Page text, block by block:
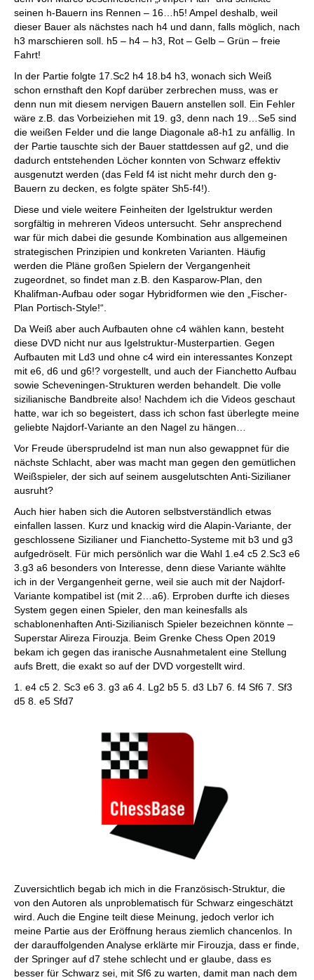
seinen h-Bauern ins Rennen – 16…h5! Ampel deshalb, weil
dieser Bauer als nächstes nach h4 und dann, falls möglich, nach
h3 marschieren soll. h5 – h4 – h3, Rot – Gelb – Grün – freie
Fahrt!
In der Partie folgte 17.Sc2 h4 18.b4 h3, wonach sich Weiß
schon ernsthaft den Kopf darüber zerbrechen muss, was er
denn nun mit diesem nervigen Bauern anstellen soll. Ein Fehler
wäre z.B. das Vorbeiziehen mit 19. g3, denn nach 19…Se5 sind
die weißen Felder und die lange Diagonale a8-h1 zu anfällig. In
der Partie tauschte sich der Bauer stattdessen auf g2, und die
dadurch entstehenden Löcher konnten von Schwarz effektiv
ausgenutzt werden (das Feld f4 ist nicht mehr durch den g-
Bauern zu decken, es folgte später Sh5-f4!).
Diese und viele weitere Feinheiten der Igelstruktur werden
sorgfältig in mehreren Videos untersucht. Sehr ansprechend
war für mich dabei die gesunde Kombination aus allgemeinen
strategischen Prinzipien und konkreten Varianten. Häufig
werden die Pläne großen Spielern der Vergangenheit
zugeordnet, so findet man z.B. den Kasparow-Plan, den
Khalifman-Aufbau oder sogar Hybridformen wie den „Fischer-
Plan Portisch-Style!“.
Da Weiß aber auch Aufbauten ohne c4 wählen kann, besteht
diese DVD nicht nur aus Igelstruktur-Musterpartien. Gegen
Aufbauten mit Ld3 und ohne c4 wird ein interessantes Konzept
mit e6, d6 und g6!? vorgestellt, und auch der Fianchetto Aufbau
sowie Scheveningen-Strukturen werden behandelt. Die volle
sizilianische Bandbreite also! Nachdem ich die Videos geschaut
hatte, war ich so begeistert, dass ich schon fast überlegte meine
geliebte Najdorf-Variante an den Nagel zu hängen…
Vor Freude übersprudelnd ist man nun also gewappnet für die
nächste Schlacht, aber was macht man gegen den gemütlichen
Weißspieler, der sich auf seinem ausgelutschten Anti-Sizilianer
ausruht?
Auch hier haben sich die Autoren selbstverständlich etwas
einfallen lassen. Kurz und knackig wird die Alapin-Variante, der
geschlossene Sizilianer und Fianchetto-Systeme mit b3 und g3
aufgedröselt. Für mich persönlich war die Wahl 1.e4 c5 2.Sc3 e6
3.g3 a6 besonders von Interesse, denn diese Variante wählte
ich in der Vergangenheit gerne, weil sie auch mit der Najdorf-
Variante kompatibel ist (mit 2…a6). Erproben durfte ich dieses
System gegen einen Spieler, den man keinesfalls als
schablonenhaften Anti-Sizilianisch Spieler bezeichnen könnte –
Superstar Alireza Firouzja. Beim Grenke Chess Open 2019
bekam ich gegen das iranische Ausnahmetalent eine Stellung
aufs Brett, die exakt so auf der DVD vorgestellt wird.
1. e4 c5 2. Sc3 e6 3. g3 a6 4. Lg2 b5 5. d3 Lb7 6. f4 Sf6 7. Sf3
d5 8. e5 Sfd7
Zuversichtlich begab ich mich in die Französisch-Struktur, die
von den Autoren als unproblematisch für Schwarz eingeschätzt
wird. Auch die Engine teilt diese Meinung, jedoch verlor ich
meine Partie aus der Eröffnung heraus ziemlich chancenlos. In
der darauffolgenden Analyse erklärte mir Firouzja, dass er finde,
der Springer auf d7 stehe schlecht und er glaube, dass es
besser für Schwarz sei, mit Sf6 zu warten, damit man nach dem